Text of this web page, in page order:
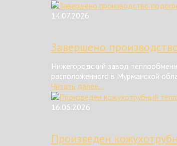
14.07.2026
Завершено
Нижегородский завод
расположенного в Мурманской
Читать далее...
16.06.2026
Произведен